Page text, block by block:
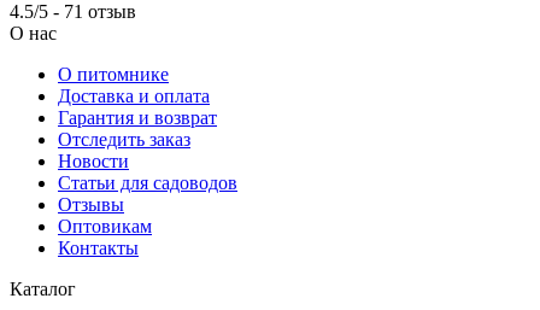
4.5/5 - 71 отзыв
О нас
О питомнике
Доставка и оплата
Гарантия и возврат
Отследить заказ
Новости
Статьи для садоводов
Отзывы
Оптовикам
Контакты
Каталог